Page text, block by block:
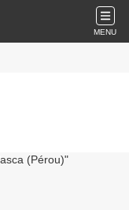
MENU